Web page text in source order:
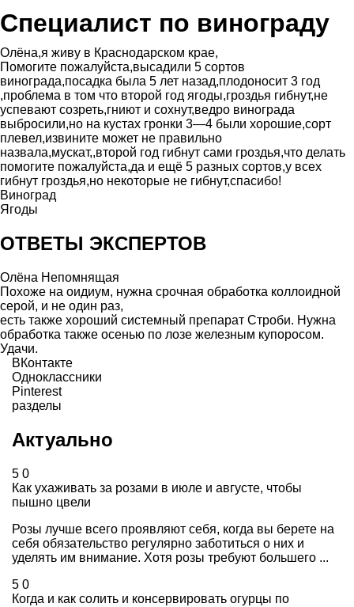
Специалист по винограду
Олёна,я живу в Краснодарском крае,
Помогите пожалуйста,высадили 5 сортов
винограда,посадка была 5 лет назад,плодоносит 3 год
,проблема в том что второй год ягоды,гроздья гибнут,не
успевают созреть,гниют и сохнут,ведро винограда
выбросили,но на кустах гронки 3—4 были хорошие,сорт
плевел,извините может не правильно
назвала,мускат,,второй год гибнут сами гроздья,что делать
помогите пожалуйста,да и ещё 5 разных сортов,у всех
гибнут гроздья,но некоторые не гибнут,спасибо!
Виноград
Ягоды
ОТВЕТЫ ЭКСПЕРТОВ
Олёна Непомнящая
Похоже на оидиум, нужна срочная обработка коллоидной
серой, и не один раз,
есть также хороший системный препарат Строби. Нужна
обработка также осенью по лозе железным купоросом.
Удачи.
ВКонтакте
Одноклассники
Pinterest
разделы
Актуально
5 0
Как ухаживать за розами в июле и августе, чтобы
пышно цвели
Розы лучше всего проявляют себя, когда вы берете на
себя обязательство регулярно заботиться о них и
уделять им внимание. Хотя розы требуют большего ...
5 0
Когда и как солить и консервировать огурцы по